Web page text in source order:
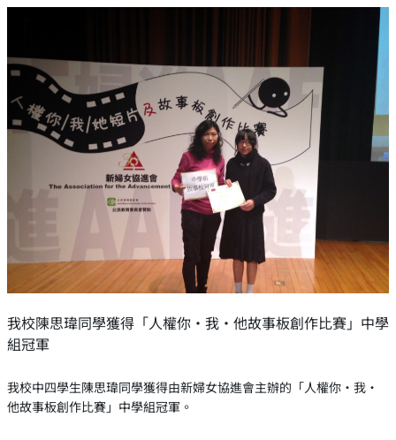
我校陳思瑋同學獲得「人權你·我·他故事板創作比賽」中學
組冠軍
我校中四學生陳思瑋同學獲得由新婦女協進會主辦的「人權你·我·
他故事板創作比賽」中學組冠軍。